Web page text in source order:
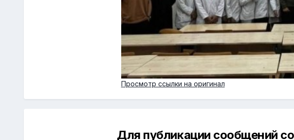
Просмотр ссылки на оригинал
Для публикации сообщений